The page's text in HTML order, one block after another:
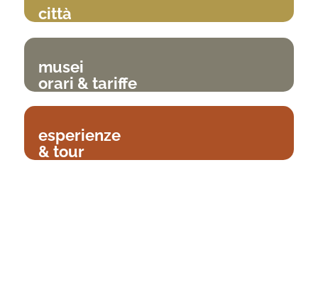
città
musei
orari & tariffe
esperienze
& tour